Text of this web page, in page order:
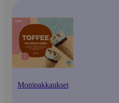
Monipakkaukset